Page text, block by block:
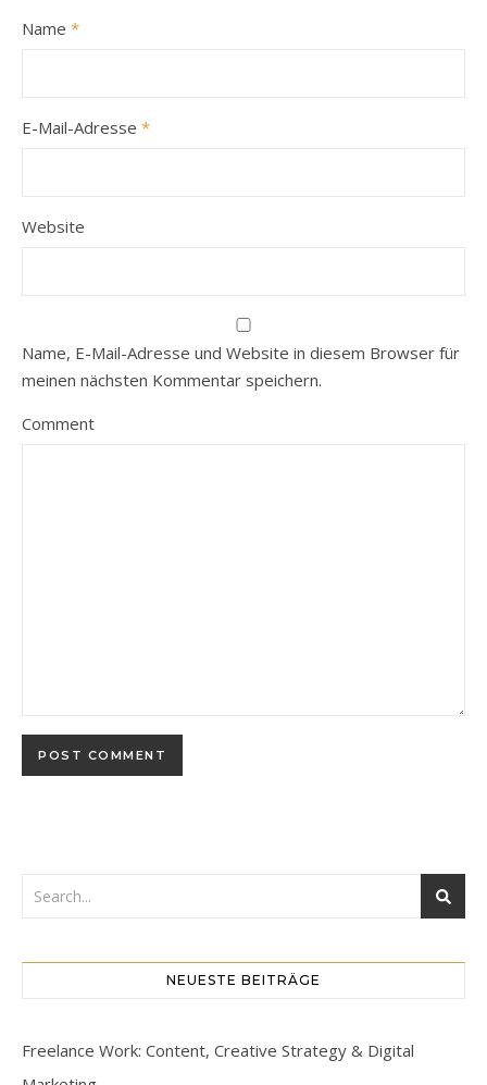
Name *
E-Mail-Adresse *
Website
Name, E-Mail-Adresse und Website in diesem Browser für
meinen nächsten Kommentar speichern.
Comment
NEUESTE BEITRÄGE
Freelance Work: Content, Creative Strategy & Digital